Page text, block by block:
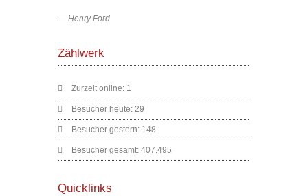
— Henry Ford
Zählwerk
Zurzeit online: 1
Besucher heute: 29
Besucher gestern: 148
Besucher gesamt: 407.495
Quicklinks